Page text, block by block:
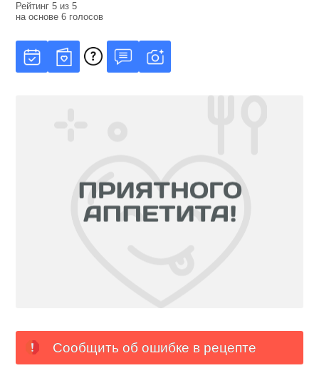
Рейтинг5 из5
на основе6 голосов
Сообщить об ошибке в рецепте